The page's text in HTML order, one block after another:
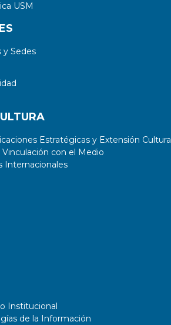
USM
Sedes
Estratégicas y Extensión Cultural
con el Medio
Internacionales
Institucional
de la Información